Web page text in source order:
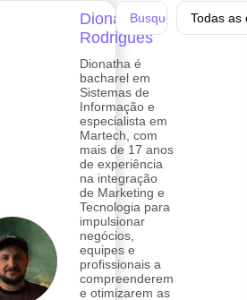
Dionatha
Rodrigues
Dionatha é
bacharel em
Sistemas de
Informação e
especialista em
Martech, com
mais de 17 anos
de experiência
na integração
de Marketing e
Tecnologia para
impulsionar
negócios,
equipes e
profissionais a
compreenderem
e otimizarem as
Todas as